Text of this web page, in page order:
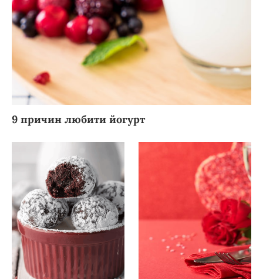
9 причин любити йогурт